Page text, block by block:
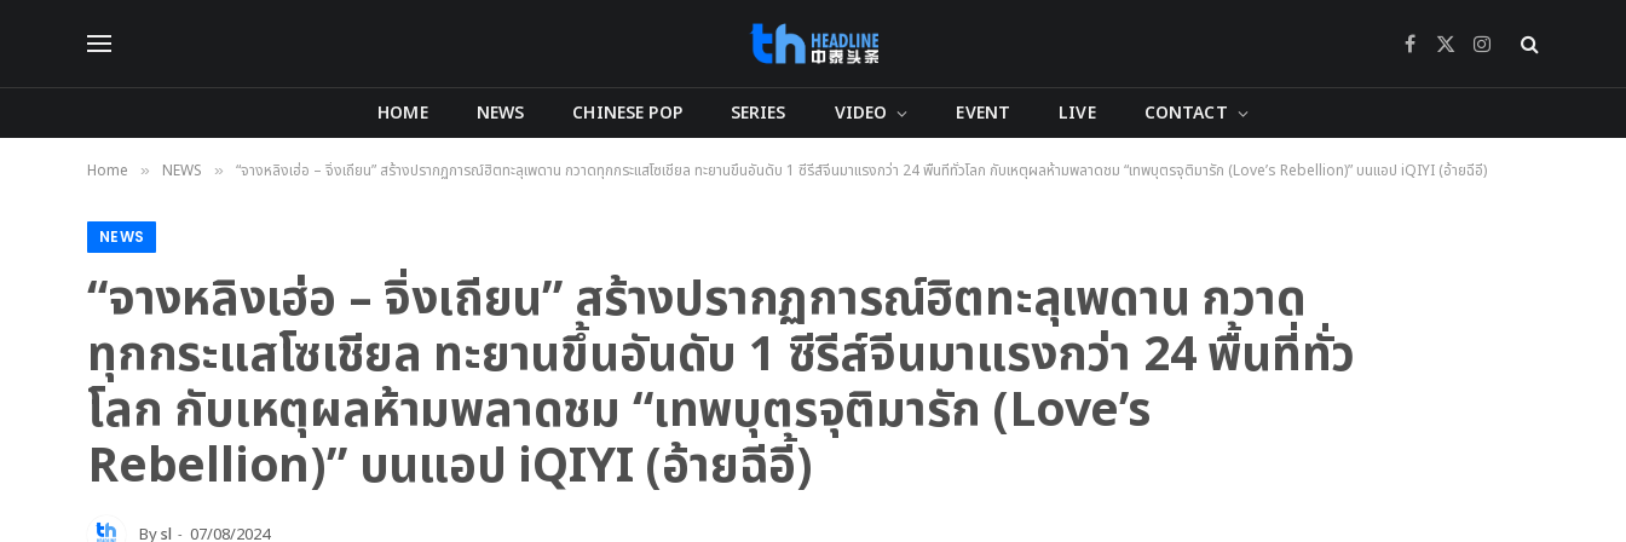
Facebook
X
Instagram
HOME NEWS CHINESE POP SERIES VIDEO EVENT LIVE CONTACT
Home » NEWS » “จางหลิงเฮ่อ – จิ่งเถียน” สร้างปรากฏการณ์ฮิตทะลุเพดาน กวาดทุกกระแสโซเชียล ทะยานขึ้นอันดับ 1 ซีรีส์จีนมาแรงกว่า 24 พื้นที่ทั่วโลก กับเหตุผลห้ามพลาดชม “เทพบุตรจุติมารัก (Love’s Rebellion)” บนแอป iQIYI (อ้ายฉีอี้)
NEWS
“จางหลิงเฮ่อ – จิ่งเถียน” สร้างปรากฏการณ์ฮิตทะลุเพดาน กวาด
ทุกกระแสโซเชียล ทะยานขึ้นอันดับ 1 ซีรีส์จีนมาแรงกว่า 24 พื้นที่ทั่ว
โลก กับเหตุผลห้ามพลาดชม “เทพบุตรจุติมารัก (Love’s
Rebellion)” บนแอป iQIYI (อ้ายฉีอี้)
Bysl 07/08/2024